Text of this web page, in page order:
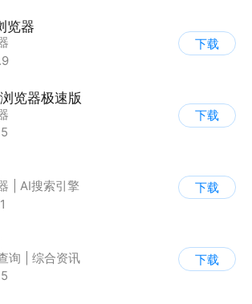
览器
下载
览器极速版
下载
AI搜索引擎
下载
询
综合资讯
下载